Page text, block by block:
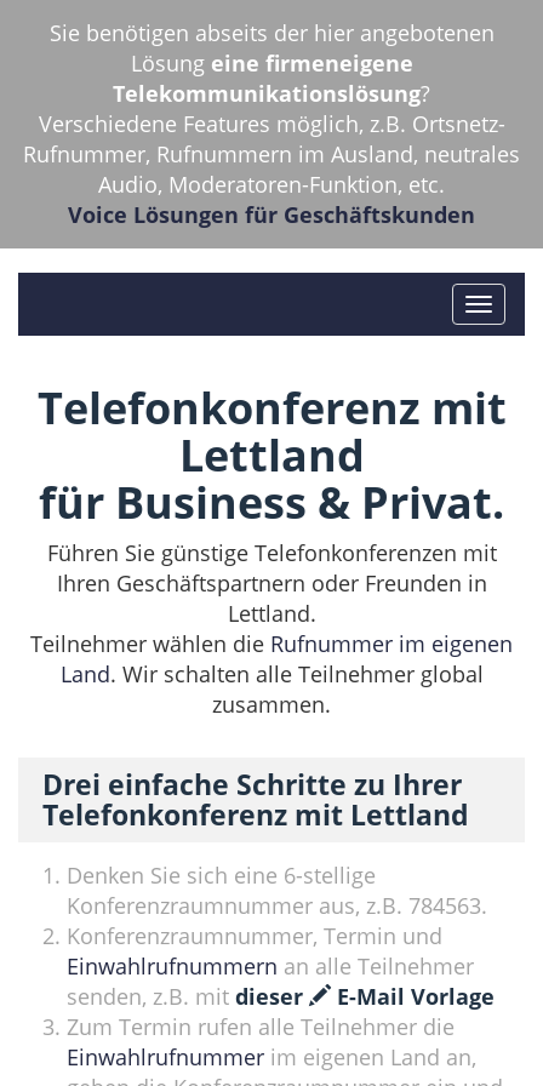
Sie benötigen abseits der hier angebotenen
Lösung eine firmeneigene
Telekommunikationslösung?
Verschiedene Features möglich, z.B. Ortsnetz-
Rufnummer, Rufnummern im Ausland, neutrales
Audio, Moderatoren-Funktion, etc.
Voice Lösungen für Geschäftskunden
Telefonkonferenz mit
Lettland
für Business & Privat.
Führen Sie günstige Telefonkonferenzen mit
Ihren Geschäftspartnern oder Freunden in
Lettland.
Teilnehmer wählen die Rufnummer im eigenen
Land. Wir schalten alle Teilnehmer global
zusammen.
Drei einfache Schritte zu Ihrer
Telefonkonferenz mit Lettland
Denken Sie sich eine 6-stellige
Konferenzraumnummer aus, z.B. 784563.
Konferenzraumnummer, Termin und
Einwahlrufnummern an alle Teilnehmer
senden, z.B. mit dieser
E-Mail Vorlage
Zum Termin rufen alle Teilnehmer die
Einwahlrufnummer im eigenen Land an,